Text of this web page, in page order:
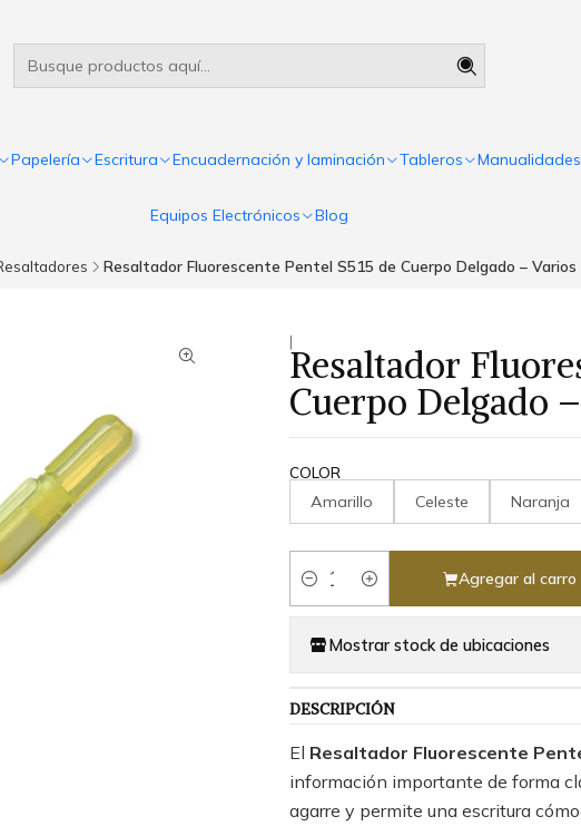
Papelería Escritura Encuadernación y laminación Tableros Manualidades
Equipos Electrónicos Blog
Resaltador Fluorescente Pentel S515 de Cuerpo Delgado – Varios
|
Resaltador
Cuerpo Delgado
COLOR
Amarillo Celeste Naranja
Cantidad
Agregar al carro
Mostrar stock de ubicaciones
DESCRIPCIÓN
El Resaltador Fluorescente
información importante de forma
agarre y permite una escritura